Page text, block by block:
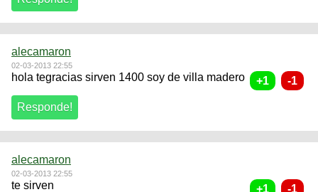
alecamaron
02-03-2013 22:55
hola tegracias sirven 1400 soy de villa madero
alecamaron
02-03-2013 22:55
te sirven